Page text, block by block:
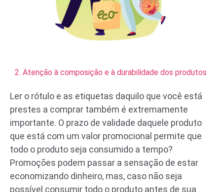
2. Atenção à composição e à durabilidade dos produtos
Ler o rótulo e as etiquetas daquilo que você está
prestes a comprar também é extremamente
importante. O prazo de validade daquele produto
que está com um valor promocional permite que
todo o produto seja consumido a tempo?
Promoções podem passar a sensação de estar
economizando dinheiro, mas, caso não seja
possível consumir todo o produto antes de sua